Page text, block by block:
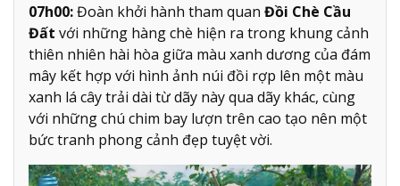
07h00:Đoàn khởi hành tham quan Đồi Chè Cầu
Đất với những hàng chè hiện ra trong khung cảnh
thiên nhiên hài hòa giữa màu xanh dương của đám
mây kết hợp với hình ảnh núi đồi rợp lên một màu
xanh lá cây trải dài từ dãy này qua dãy khác, cùng
với những chú chim bay lượn trên cao tạo nên một
bức tranh phong cảnh đẹp tuyệt vời.